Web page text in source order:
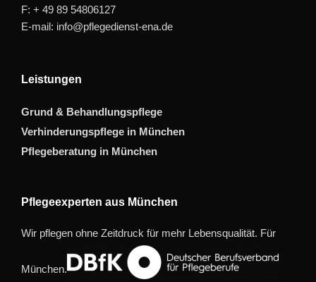
F: + 49 89 54806127
E-mail: info@pflegedienst-ena.de
Leistungen
Grund & Behandlungspflege
Verhinderungspflege in München
Pflegeberatung in München
Pflegeexperten aus München
Wir pflegen ohne Zeitdruck für mehr Lebensqualität. Für
München.